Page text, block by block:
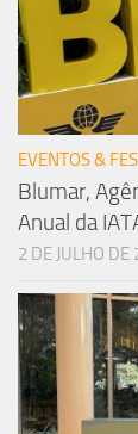
EVENTOS &
Blumar,
Anual da
2 DE JULHO DE